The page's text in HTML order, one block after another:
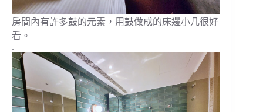
房間內有許多鼓的元素，用鼓做成的床邊小几很好
看。
.